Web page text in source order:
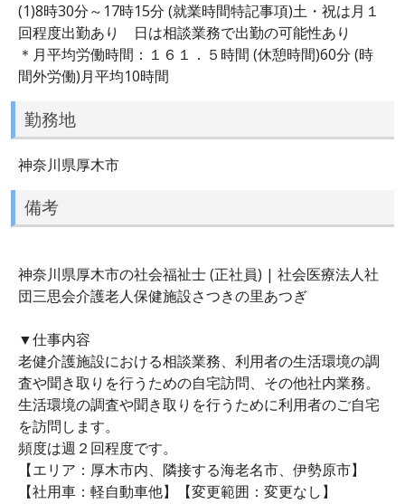
(1)8時30分～17時15分 (就業時間特記事項)土・祝は月１
回程度出勤あり 日は相談業務で出勤の可能性あり
＊月平均労働時間：１６１．５時間 (休憩時間)60分 (時
間外労働)月平均10時間
勤務地
神奈川県厚木市
備考
神奈川県厚木市の社会福祉士 (正社員) | 社会医療法人社
団三思会介護老人保健施設さつきの里あつぎ
▼仕事内容
老健介護施設における相談業務、利用者の生活環境の調
査や聞き取りを行うための自宅訪問、その他社内業務。
生活環境の調査や聞き取りを行うために利用者のご自宅
を訪問します。
頻度は週２回程度です。
【エリア：厚木市内、隣接する海老名市、伊勢原市】
【社用車：軽自動車他】【変更範囲：変更なし】